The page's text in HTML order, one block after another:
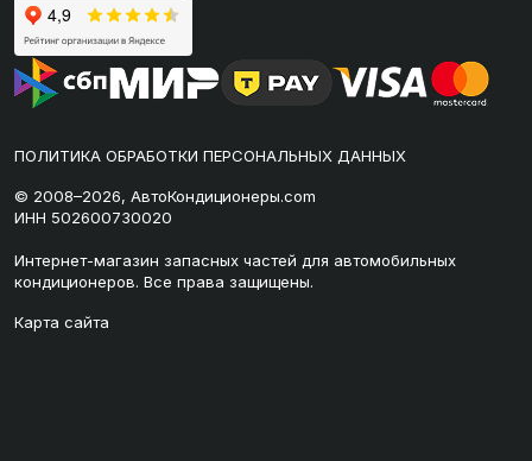
ПОЛИТИКА ОБРАБОТКИ ПЕРСОНАЛЬНЫХ ДАННЫХ
© 2008–2026, АвтоКондиционеры.com
ИНН 502600730020
Интернет-магазин запасных частей для автомобильных
кондиционеров. Все права защищены.
Карта сайта